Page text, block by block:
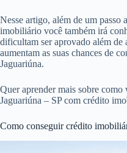
Nesse artigo, além de um passo
imobiliário você também irá
dificultam ser aprovado além de
aumentam as suas chances de
Jaguariúna.
Quer aprender mais sobre
Jaguariúna – SP com crédito
Como conseguir crédito